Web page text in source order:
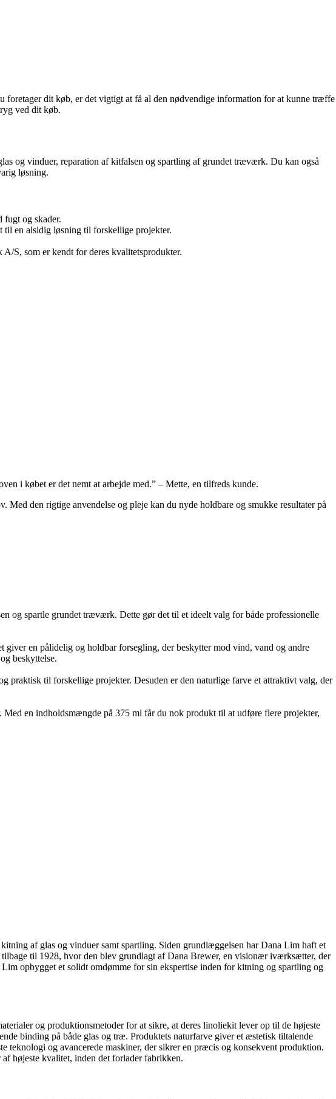
dit køb, er det vigtigt at få al den nødvendige information for at kunne træffe
ved dit køb.
og vinduer, reparation af kitfalsen og spartling af grundet træværk. Du kan også
løsning.
og skader.
til en alsidig løsning til forskellige projekter.
S, som er kendt for deres kvalitetsprodukter.
i købet er det nemt at arbejde med.” – Mette, en tilfreds kunde.
den rigtige anvendelse og pleje kan du nyde holdbare og smukke resultater på
og spartle grundet træværk. Dette gør det til et ideelt valg for både professionelle
en pålidelig og holdbar forsegling, der beskytter mod vind, vand og andre
beskyttelse.
praktisk til forskellige projekter. Desuden er den naturlige farve et attraktivt valg, der
en indholdsmængde på 375 ml får du nok produkt til at udføre flere projekter,
af glas og vinduer samt spartling. Siden grundlæggelsen har Dana Lim haft et
til 1928, hvor den blev grundlagt af Dana Brewer, en visionær iværksætter, der
opbygget et solidt omdømme for sin ekspertise inden for kitning og spartling og
og produktionsmetoder for at sikre, at deres linoliekit lever op til de højeste
binding på både glas og træ. Produktets naturfarve giver et æstetisk tiltalende
teknologi og avancerede maskiner, der sikrer en præcis og konsekvent produktion.
højeste kvalitet, inden det forlader fabrikken.